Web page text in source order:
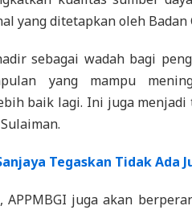
yang ditetapkan oleh Badan
sebagai wadah bagi
yang mampu
baik lagi. Ini juga
Tegaskan Tidak Ada
APPMBGI juga akan